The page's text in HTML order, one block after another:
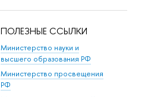
ПОЛЕЗНЫЕ ССЫЛКИ
Министерство науки и
высшего образования РФ
Министерство просвещения
РФ